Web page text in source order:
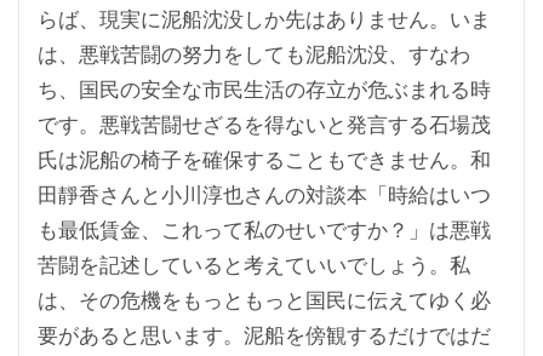
らば、現実に泥船沈没しか先はありません。いま
は、悪戦苦闘の努力をしても泥船沈没、すなわ
ち、国民の安全な市民生活の存立が危ぶまれる時
です。悪戦苦闘せざるを得ないと発言する石場茂
氏は泥船の椅子を確保することもできません。和
田靜香さんと小川淳也さんの対談本「時給はいつ
も最低賃金、これって私のせいですか？」は悪戦
苦闘を記述していると考えていいでしょう。私
は、その危機をもっともっと国民に伝えてゆく必
要があると思います。泥船を傍観するだけではだ